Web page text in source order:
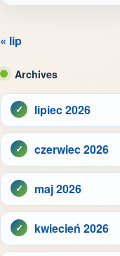
« lip
Archives
lipiec 2026
czerwiec 2026
maj 2026
kwiecień 2026